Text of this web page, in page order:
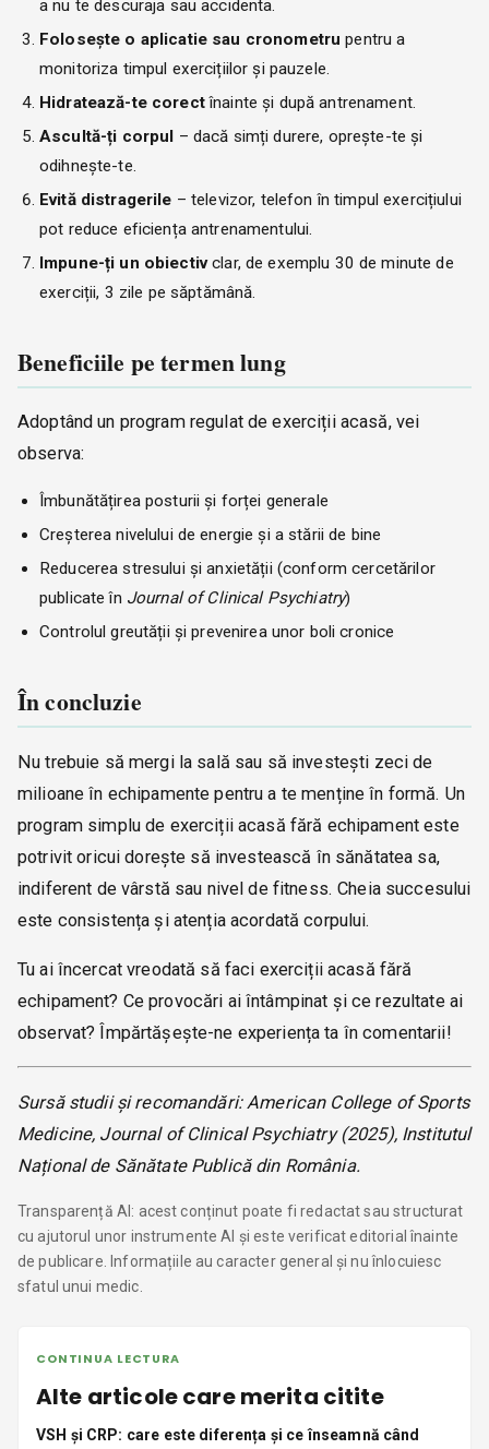
a nu te descuraja sau accidenta.
Folosește o aplicatie sau cronometru pentru a
monitoriza timpul exercițiilor și pauzele.
Hidratează-te corectînainte și după antrenament.
Ascultă-ți corpul – dacă simți durere, oprește-te și
odihnește-te.
Evită distragerile – televizor, telefon în timpul exercițiului
pot reduce eficiența antrenamentului.
Impune-ți un obiectivclar, de exemplu 30 de minute de
exerciții, 3 zile pe săptămână.
Beneficiile pe termen lung
Adoptând un program regulat de exerciții acasă, vei
observa:
Îmbunătățirea posturii și forței generale
Creșterea nivelului de energie și a stării de bine
Reducerea stresului și anxietății (conform cercetărilor
publicate în Journal of Clinical Psychiatry)
Controlul greutății și prevenirea unor boli cronice
În concluzie
Nu trebuie să mergi la sală sau să investești zeci de
milioane în echipamente pentru a te menține în formă. Un
program simplu de exerciții acasă fără echipament este
potrivit oricui dorește să investească în sănătatea sa,
indiferent de vârstă sau nivel de fitness. Cheia succesului
este consistența și atenția acordată corpului.
Tu ai încercat vreodată să faci exerciții acasă fără
echipament? Ce provocări ai întâmpinat și ce rezultate ai
observat? Împărtășește-ne experiența ta în comentarii!
Sursă studii și recomandări: American College of Sports
Medicine, Journal of Clinical Psychiatry (2025), Institutul
Național de Sănătate Publică din România.
Transparență AI: acest conținut poate fi redactat sau structurat
cu ajutorul unor instrumente AI și este verificat editorial înainte
de publicare. Informațiile au caracter general și nu înlocuiesc
sfatul unui medic.
CONTINUA LECTURA
Alte articole care merita citite
VSH și CRP: care este diferența și ce înseamnă când